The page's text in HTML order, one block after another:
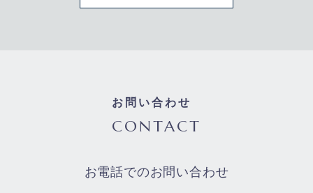
お問い合わせ
CONTACT
お電話でのお問い合わせ